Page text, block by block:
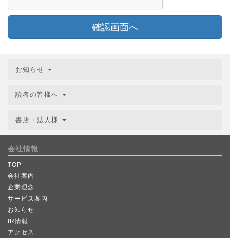
確認画面へ
お知らせ
読者の皆様へ
書店・法人様
会社情報
TOP
会社案内
企業理念
サービス案内
お知らせ
IR情報
アクセス